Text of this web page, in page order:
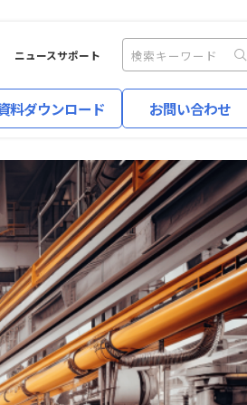
ニュースサポート
料ダウンロード お問い合わせ